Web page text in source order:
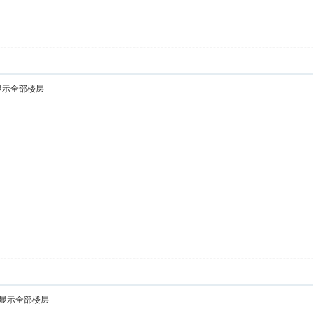
示全部楼层
显示全部楼层